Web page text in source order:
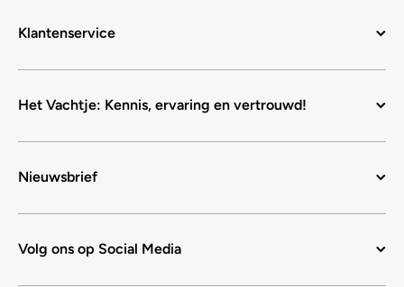
Klantenservice
Het Vachtje: Kennis, ervaring en vertrouwd!
Nieuwsbrief
Volg ons op Social Media